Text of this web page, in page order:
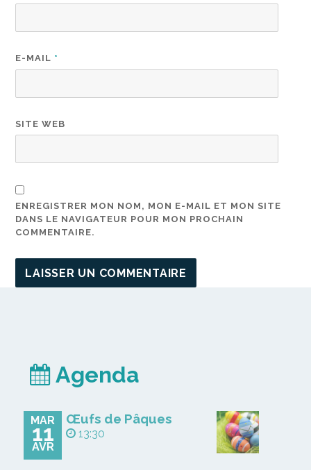
E-MAIL *
SITE WEB
ENREGISTRER MON NOM, MON E-MAIL ET MON SITE
DANS LE NAVIGATEUR POUR MON PROCHAIN
COMMENTAIRE.
Agenda
MAR
11
AVR
Œufs de Pâques
13:30